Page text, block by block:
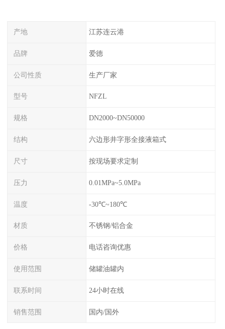
产地 江苏连云港
品牌 爱德
公司性质 生产厂家
型号 NFZL
规格 DN2000~DN50000
结构 六边形井字形全接液箱式
尺寸 按现场要求定制
压力 0.01MPa~5.0MPa
温度 -30℃~180℃
材质 不锈钢/铝合金
价格 电话咨询优惠
使用范围 储罐油罐内
联系时间 24小时在线
销售范围 国内/国外